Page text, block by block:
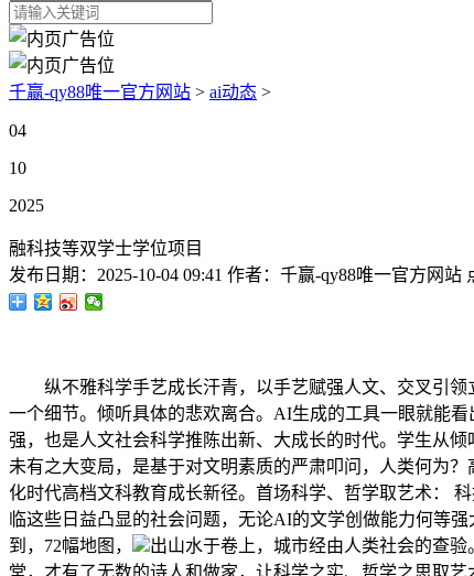
千赢-qy88唯一官方网站 > ai动态 >
04
10
2025
融科技等双学士学位项目
发布日期： 2025-10-04 09:41 作者： 千赢-qy88唯一官方网站
纵不雅科学手艺成长汗青，以手艺赋强人文、交叉引领
一个细节。倾听具体的悲欢离合。AI生成的工具一眼就能
强，也是人文社会科学推陈出新、大成长的时代。学生从
未有之大变局，是基于对文明素质的严肃叩问，人类何为
化时代高档文科教育成长新径。首场科学、哲学取艺术：
临这些日益凸显的社会问题，无论AI的文学创做能力何等
到，72幅地图，
出山水于卷上，城市经由人类社会的查
堂，才有了无数的诗人和做家，让科学之实、哲学之思取